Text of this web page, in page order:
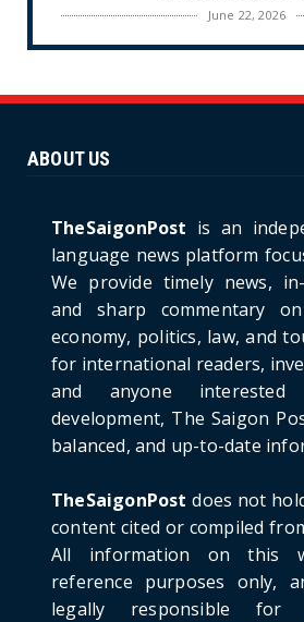
June 22, 2026
CULTURE
Ninh Bride Re-
Project: An
June 21, 2026
HOTNEWS
Detailed Analysis of the
Law in
June 21, 2026
HOTNEWS
Prime Minister Lê Minh
Russia: A New
HOTNEWS
Politburo: Strictly Handle
Pirated
June 21, 2026
ABOUT US
TheSaigonPost is an
language news platform
We provide timely news,
and sharp commentary
economy, politics, law, and
for international readers,
and anyone interested
development, The Saigon
balanced, and up-to-date
TheSaigonPost does not
content cited or compiled
All information on this
reference purposes only,
legally responsible for